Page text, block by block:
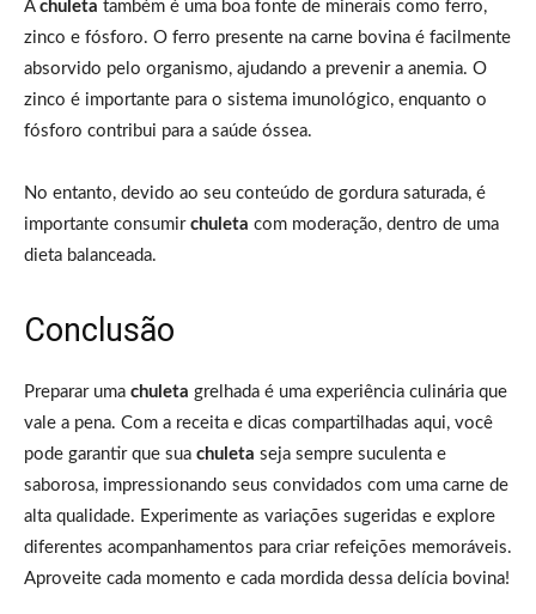
A chuleta também é uma boa fonte de minerais como ferro,
zinco e fósforo. O ferro presente na carne bovina é facilmente
absorvido pelo organismo, ajudando a prevenir a anemia. O
zinco é importante para o sistema imunológico, enquanto o
fósforo contribui para a saúde óssea.
No entanto, devido ao seu conteúdo de gordura saturada, é
importante consumir chuleta com moderação, dentro de uma
dieta balanceada.
Conclusão
Preparar uma chuleta grelhada é uma experiência culinária que
vale a pena. Com a receita e dicas compartilhadas aqui, você
pode garantir que sua chuleta seja sempre suculenta e
saborosa, impressionando seus convidados com uma carne de
alta qualidade. Experimente as variações sugeridas e explore
diferentes acompanhamentos para criar refeições memoráveis.
Aproveite cada momento e cada mordida dessa delícia bovina!